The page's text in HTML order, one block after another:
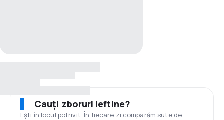
Cauți zboruri ieftine?
Ești în locul potrivit. În fiecare zi comparăm sute de